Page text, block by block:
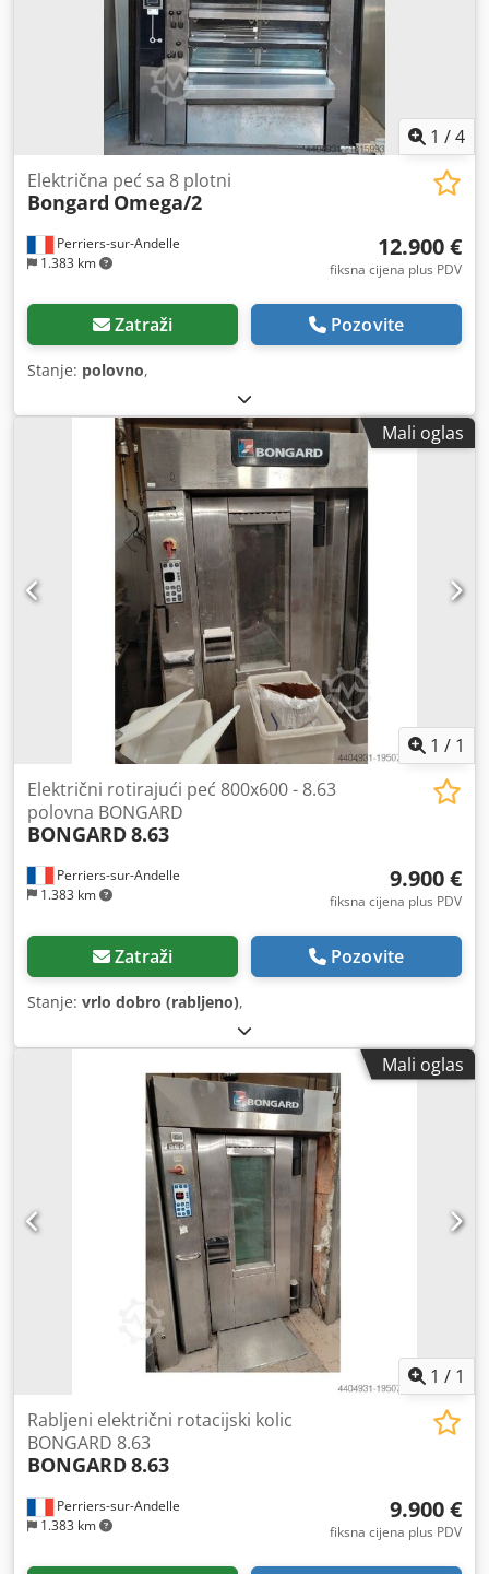
1 /4
Perriers-sur-Andelle
1.383 km
Električna peć sa 8 plotni
Bongard Omega/2
12.900 €
fiksna cijena plus PDV
Zatraži Pozovite
Stanje: polovno,
Mali oglas
1 / 1
Perriers-sur-Andelle
1.383 km
Električni rotirajući peć 800x600 - 8.63
polovna BONGARD
BONGARD8.63
9.900 €
fiksna cijena plus PDV
Zatraži Pozovite
Stanje: vrlo dobro (rabljeno),
Mali oglas
1 / 1
Perriers-sur-Andelle
1.383 km
Rabljeni električni rotacijski kolic
BONGARD 8.63
BONGARD8.63
9.900 €
fiksna cijena plus PDV